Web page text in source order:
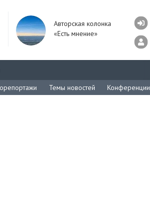
Авторская колонка
«Есть мнение»
Темы новостей Конференции